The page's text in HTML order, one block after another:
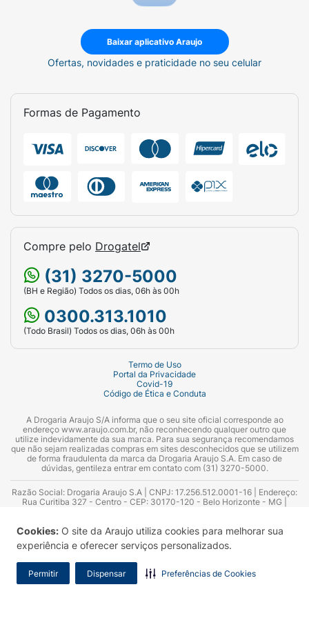
Cookies: O site da Araujo utiliza cookies para melhorar sua
experiência e oferecer serviços personalizados.
Permitir Dispensar Preferências de Cookies
o conhecimento do(a) seu(sua) médico(a).
Baixar aplicativo Araujo
Ofertas, novidades e praticidade no seu celular
Formas de Pagamento
Compre pelo Drogatel
(31) 3270-5000
(BH e Região) Todos os dias, 06h às 00h
0300.313.1010
(Todo Brasil) Todos os dias, 06h às 00h
Termo de Uso
Portal da Privacidade
Covid-19
Código de Ética e Conduta
A Drogaria Araujo S/A informa que o seu site oficial corresponde ao
endereço www.araujo.com.br, não reconhecendo qualquer outro que
utilize indevidamente da sua marca. Para sua segurança recomendamos
que não sejam realizadas compras em sites desconhecidos que se utilizem
de forma fraudulenta da marca da Drogaria Araujo S.A. Em caso de
dúvidas, gentileza entrar em contato com (31) 3270-5000.
Razão Social: Drogaria Araujo S.A | CNPJ: 17.256.512.0001-16 | Endereço:
Rua Curitiba 327 - Centro - CEP: 30170-120 - Belo Horizonte - MG |
Azevedo Guimarães – CRF 10.965 | Yasmin Silva Alvarenga – CRF 52.584 -
Consultor substituto: Thiago Aguiar Pinheiro - CRF Nº 13.748. Alvará
Sanitário: 2025020713 | Autorização de Funcionamento da Empresa (AFE):